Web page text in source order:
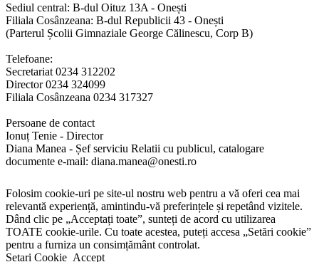
Sediul central: B-dul Oituz 13A - Onești
Filiala Cosânzeana: B-dul Republicii 43 - Onești
(Parterul Școlii Gimnaziale George Călinescu, Corp B)
Telefoane:
Secretariat 0234 312202
Director 0234 324099
Filiala Cosânzeana 0234 317327
Persoane de contact
Ionuț Tenie - Director
Diana Manea - Șef serviciu Relatii cu publicul, catalogare
documente e-mail: diana.manea@onesti.ro
Folosim cookie-uri pe site-ul nostru web pentru a vă oferi cea mai
relevantă experiență, amintindu-vă preferințele și repetând vizitele.
Dând clic pe „Acceptați toate”, sunteți de acord cu utilizarea
TOATE cookie-urile. Cu toate acestea, puteți accesa „Setări cookie”
pentru a furniza un consimțământ controlat.
Setari Cookie Accept